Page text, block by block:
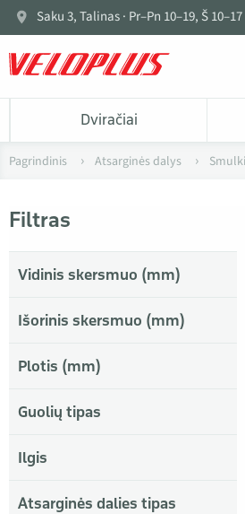
Saku 3, Talinas · Pr–Pn 10–19, Š 10–17
Dviračiai
Pagrindinis Atsarginės dalys
Filtras
Vidinis skersmuo (mm)
Išorinis skersmuo (mm)
Plotis (mm)
Guolių tipas
Ilgis
Atsarginės dalies tipas